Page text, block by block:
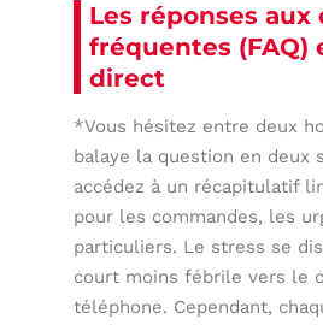
Les réponses aux
fréquentes (FAQ)
direct
*Vous hésitez entre deux
balaye la question en deux
accédez à un récapitulatif
pour les commandes, les
particuliers. Le stress se
court moins fébrile vers le
téléphone. Cependant,